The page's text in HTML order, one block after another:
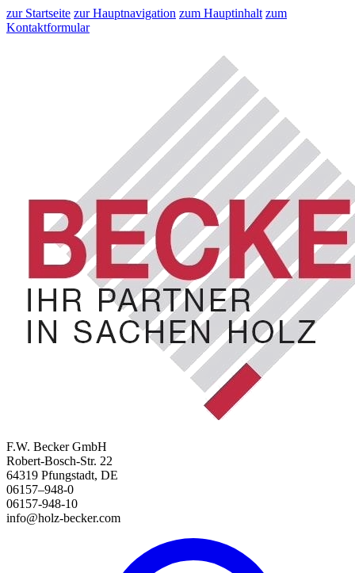
zur Startseite zur Hauptnavigation zum Hauptinhalt zum
Kontaktformular
F.W. Becker GmbH
Robert-Bosch-Str. 22
64319 Pfungstadt, DE
06157–948-0
06157-948-10
info@holz-becker.com